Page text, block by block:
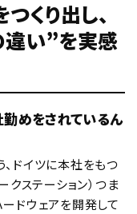
くり出し、
違い”を実感
めをされているん
、ドイツに本社をもつ
クステーション）つま
ドウェアを開発して